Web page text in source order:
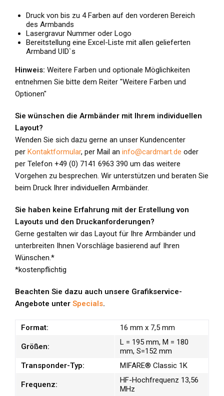
Druck von bis zu 4 Farben auf den vorderen Bereich
des Armbands
Lasergravur Nummer oder Logo
Bereitstellung eine Excel-Liste mit allen gelieferten
Armband UID`s
Hinweis: Weitere Farben und optionale Möglichkeiten
entnehmen Sie bitte dem Reiter "Weitere Farben und
Optionen"
Sie wünschen die Armbänder mit Ihrem individuellen
Layout?
Wenden Sie sich dazu gerne an unser Kundencenter
per Kontaktformular, per Mail an info@cardmart.de oder
per Telefon +49 (0) 7141 6963 390 um das weitere
Vorgehen zu besprechen. Wir unterstützen und beraten Sie
beim Druck Ihrer individuellen Armbänder.
Sie haben keine Erfahrung mit der Erstellung von
Layouts und den Druckanforderungen?
Gerne gestalten wir das Layout für Ihre Armbänder und
unterbreiten Ihnen Vorschläge basierend auf Ihren
Wünschen.*
*kostenpflichtig
Beachten Sie dazu auch unsere Grafikservice-
Angebote unter Specials.
Format: 16 mm x 7,5 mm
Größen:
L = 195 mm, M = 180
mm, S=152 mm
Transponder-Typ:
MIFARE® Classic 1K
Frequenz:
HF-Hochfrequenz 13,56
MHz